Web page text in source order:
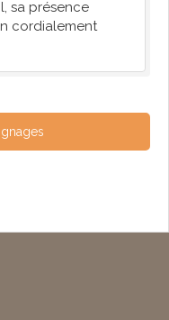
sa présence
cordialement